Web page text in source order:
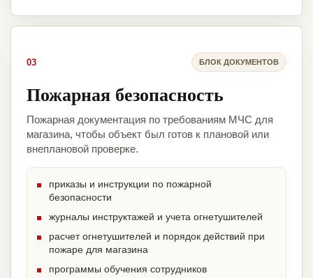
03 БЛОК ДОКУМЕНТОВ
Пожарная безопасность
Пожарная документация по требованиям МЧС для
магазина, чтобы объект был готов к плановой или
внеплановой проверке.
приказы и инструкции по пожарной
безопасности
журналы инструктажей и учета огнетушителей
расчет огнетушителей и порядок действий при
пожаре для магазина
программы обучения сотрудников